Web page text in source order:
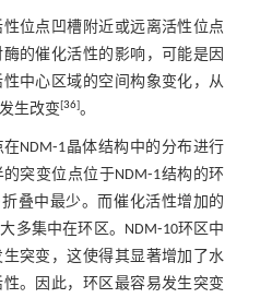
位点凹槽附近或远离活性位点
的催化活性的影响，可能是因
中心区域的空间构象变化，从
生改变[36]。
NDM⁃1晶体结构中的分布进行
突变位点位于NDM⁃1结构的环
折叠中最少。而催化活性增加的
多集中在环区。NDM⁃10环区中
突变，这使得其显著增加了水
。因此，环区最容易发生突变